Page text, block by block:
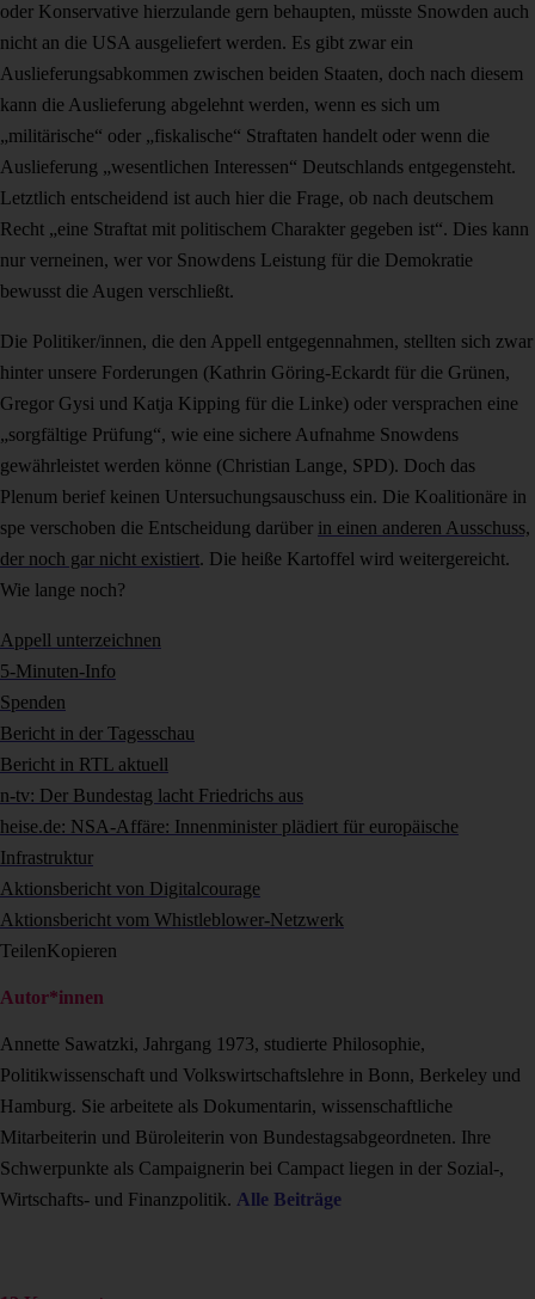
oder Konservative hierzulande gern behaupten, müsste Snowden auch
nicht an die USA ausgeliefert werden. Es gibt zwar ein
Auslieferungsabkommen zwischen beiden Staaten, doch nach diesem
kann die Auslieferung abgelehnt werden, wenn es sich um
„militärische“ oder „fiskalische“ Straftaten handelt oder wenn die
Auslieferung „wesentlichen Interessen“ Deutschlands entgegensteht.
Letztlich entscheidend ist auch hier die Frage, ob nach deutschem
Recht „eine Straftat mit politischem Charakter gegeben ist“. Dies kann
nur verneinen, wer vor Snowdens Leistung für die Demokratie
bewusst die Augen verschließt.
Die Politiker/innen, die den Appell entgegennahmen, stellten sich zwar
hinter unsere Forderungen (Kathrin Göring-Eckardt für die Grünen,
Gregor Gysi und Katja Kipping für die Linke) oder versprachen eine
„sorgfältige Prüfung“, wie eine sichere Aufnahme Snowdens
gewährleistet werden könne (Christian Lange, SPD). Doch das
Plenum berief keinen Untersuchungsauschuss ein. Die Koalitionäre in
spe verschoben die Entscheidung darüber in einen anderen Ausschuss,
der noch gar nicht existiert. Die heiße Kartoffel wird weitergereicht.
Wie lange noch?
Appell unterzeichnen
5-Minuten-Info
Spenden
Bericht in der Tagesschau
Bericht in RTL aktuell
n-tv: Der Bundestag lacht Friedrichs aus
heise.de: NSA-Affäre: Innenminister plädiert für europäische
Infrastruktur
Aktionsbericht von Digitalcourage
Aktionsbericht vom Whistleblower-Netzwerk
TeilenKopieren
Autor*innen
Annette Sawatzki, Jahrgang 1973, studierte Philosophie,
Politikwissenschaft und Volkswirtschaftslehre in Bonn, Berkeley und
Hamburg. Sie arbeitete als Dokumentarin, wissenschaftliche
Mitarbeiterin und Büroleiterin von Bundestagsabgeordneten. Ihre
Schwerpunkte als Campaignerin bei Campact liegen in der Sozial-,
Wirtschafts- und Finanzpolitik. Alle Beiträge